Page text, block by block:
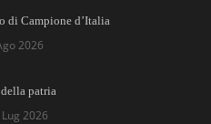
di Campione d’Italia
2026
patria
2026